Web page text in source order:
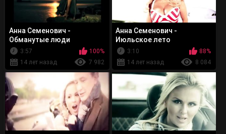
Анна Семенович -
Обманутые люди
3:57
100%
14 лет назад
7 982
Анна Семенович -
Июльское лето
3:10
88%
14 лет назад
8 084